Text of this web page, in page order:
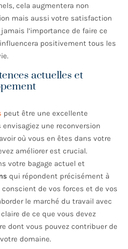
cela augmentera non
mais aussi votre satisfaction
l’importance de faire ce
positivement tous les
actuelles et
peut être une excellente
envisagiez une reconversion
où vous en êtes dans votre
améliorer est crucial.
votre bagage actuel et
qui répondent précisément à
de vos forces et de vos
le marché du travail avec
de ce que vous devez
dont vous pouvez contribuer de
domaine.